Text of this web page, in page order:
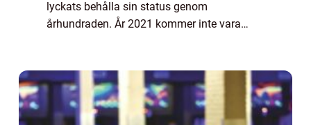
lyckats behålla sin status genom
århundraden. År 2021 kommer inte vara
att kämpa om ära oc...